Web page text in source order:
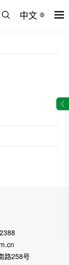
中文
路258号